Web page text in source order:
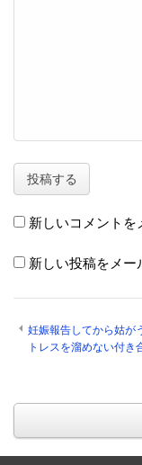
新しいコメントを
新しい投稿をメー
妊娠報告してから姑が
トレスを溜めない付き